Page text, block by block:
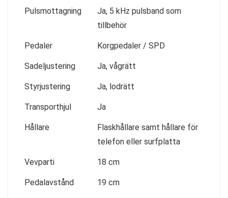
Pulsmottagning
Ja, 5 kHz pulsband som
tillbehör
Pedaler Korgpedaler / SPD
Sadeljustering Ja, vågrätt
Styrjustering Ja, lodrätt
Transporthjul Ja
Hållare
Flaskhållare samt hållare för
telefon eller surfplatta
Vevparti 18 cm
Pedalavstånd 19 cm